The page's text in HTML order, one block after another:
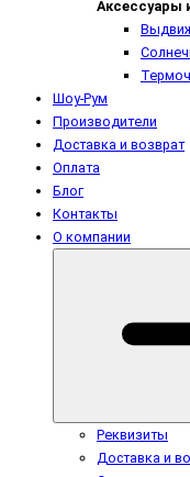
Аксессуары
Шоу-Рум
Производители
Доставка и возврат
Оплата
Блог
Контакты
О компании
Реквизиты
Доставка и